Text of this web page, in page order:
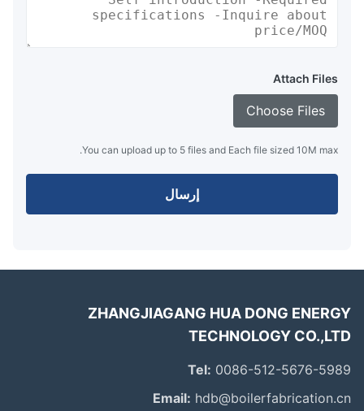
Attach Files
Choose Files
You can upload up to 5 files and Each file sized 10M max.
إرسال
ZHANGJIAGANG HUA DONG
TECHNOLOGY
Tel:0086-512-5676-
Email: